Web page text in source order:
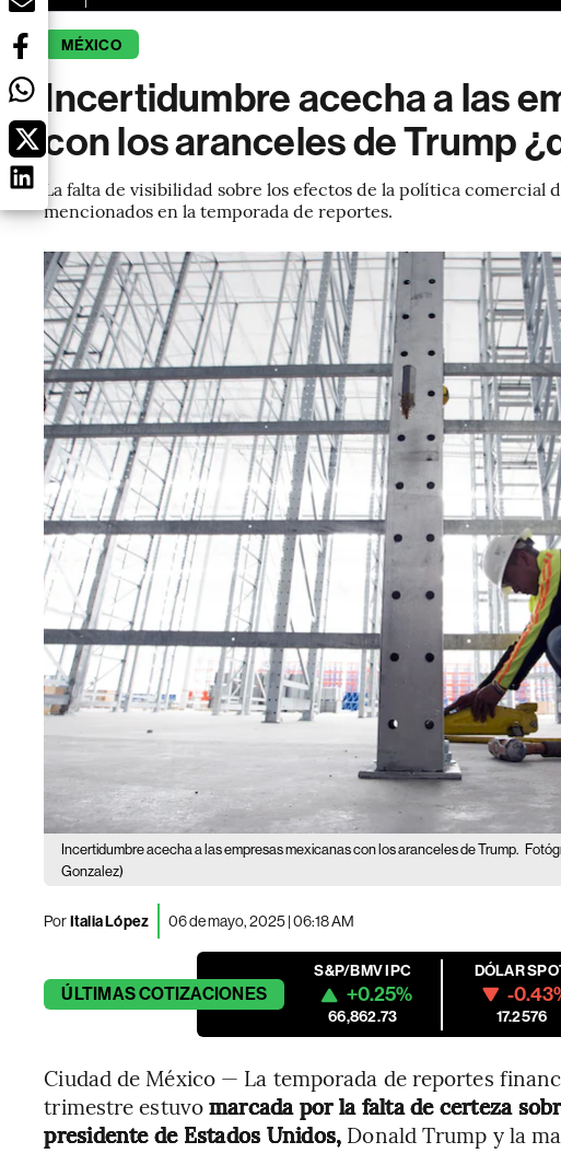
MÉXICO
Incertidumbre acecha a las
con los aranceles de Trump
La falta de visibilidad sobre los efectos de la política comercial
mencionados en la temporada de reportes.
Incertidumbre acecha a las empresas mexicanas con los aranceles de Trump.
Gonzalez)
PorItalia López 06 de mayo, 2025 | 06:18 AM
ÚLTIMASCOTIZACIONES
S&P/BMV IPC
+0.25%
66,862.73
DÓLAR
-
17.2576
Ciudad de México — La temporada de reportes
trimestre estuvomarcada por la falta de certeza
presidente de Estados Unidos, Donald Trump y la